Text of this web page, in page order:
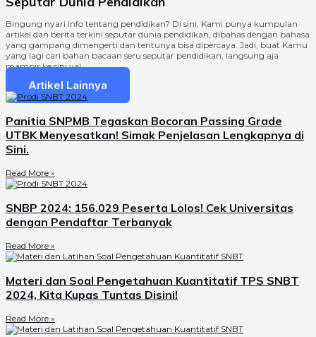
Bingung nyari info tentang pendidikan? Di sini, Kami punya kumpulan
artikel dan berita terkini seputar dunia pendidikan, dibahas dengan bahasa
yang gampang dimengerti dan tentunya bisa dipercaya. Jadi, buat Kamu
yang lagi cari bahan bacaan seru seputar pendidikan, langsung aja
mampir ke sini ya!
Artikel Lainnya
Panitia SNPMB Tegaskan Bocoran Passing Grade
UTBK Menyesatkan! Simak Penjelasan Lengkapnya di
Sini.
Read More »
SNBP 2024: 156.029 Peserta Lolos! Cek Universitas
dengan Pendaftar Terbanyak
Read More »
Materi dan Soal Pengetahuan Kuantitatif TPS SNBT
2024, Kita Kupas Tuntas Disini!
Read More »